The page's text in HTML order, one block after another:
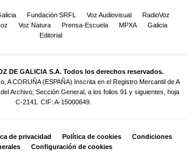
Fundación SRFL Voz Audiovisual
RadioVoz
Voz Natura Prensa-Escuela MPXA
Galicia
Editorial
DE GALICIA S.A. Todos los derechos reservados.
A CORUÑA (ESPAÑA) Inscrita en el Registro Mercantil de A
Archivo, Sección General, a los folios 91 y siguientes, hoja
C-2141. CIF: A-15000649.
de privacidad Política de cookies
Condiciones
Configuración de cookies